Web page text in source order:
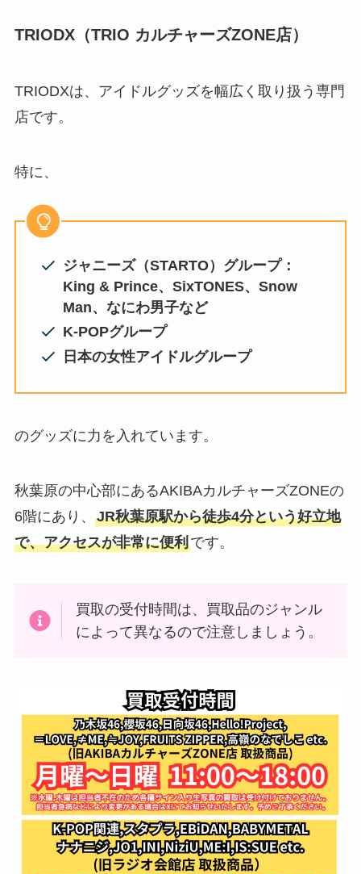
京・大阪・福岡について調査！
smapグッズは買取できる？買取
介！a型はいない？b型多い？年齢
石丸志門はジャニーズ？若い頃Jr.
だった？ウィキペディア風プロフ
ィールや経歴は？
は？頭のサイズや定価（公式の値
嵐のdvdの買取価格・相場一覧！
cdや嵐グッズの買取価格なども店
舗ごとに解説
TRIODX（TRIO カルチャーズZONE店）
TRIODXは、アイドルグッズを幅広く取り扱う専門
店です。
特に、
ジャニーズ（STARTO）グループ：
King & Prince、SixTONES、Snow
Man、なにわ男子など
K-POPグループ
日本の女性アイドルグループ
のグッズに力を入れています。
秋葉原の中心部にあるAKIBAカルチャーズZONEの
6階にあり、 JR秋葉原駅から徒歩4分という好立地
で、アクセスが非常に便利です。
買取の受付時間は、買取品のジャンル
によって異なるので注意しましょう。